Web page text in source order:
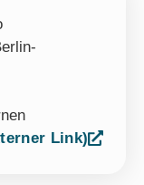
Link)